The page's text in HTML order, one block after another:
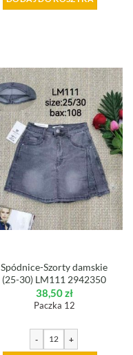
Spódnice-Szorty damskie
(25-30) LM111 2942350
38,50zł
Paczka 12
- +